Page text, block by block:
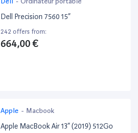
Dell Precision 7560 15”
242 offers from:
664,00 €
Apple - Macbook
Apple MacBook Air 13” (2019) 512Go